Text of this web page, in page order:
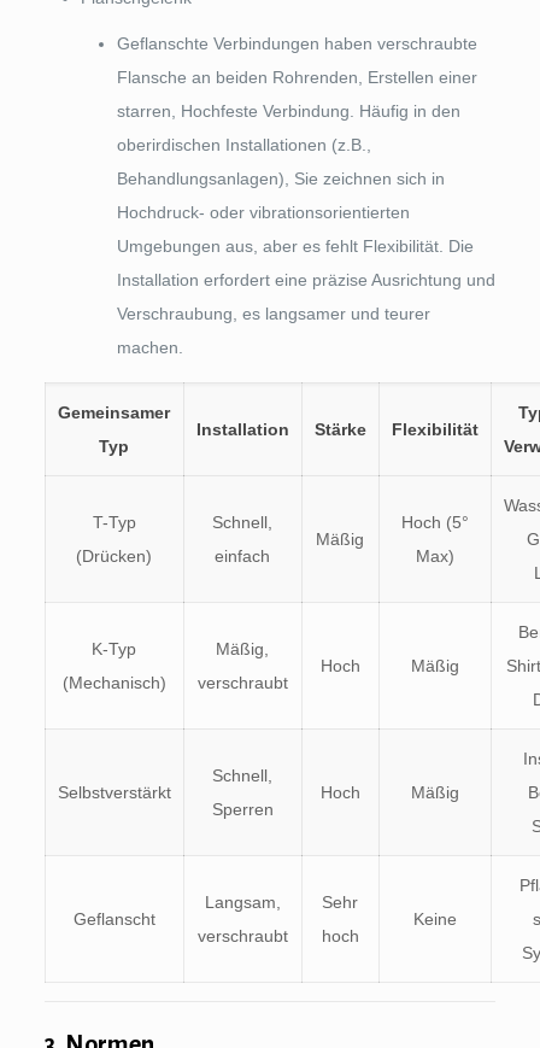
Geflanschte Verbindungen haben verschraubte
Flansche an beiden Rohrenden, Erstellen einer
starren, Hochfeste Verbindung. Häufig in den
oberirdischen Installationen (z.B.,
Behandlungsanlagen), Sie zeichnen sich in
Hochdruck- oder vibrationsorientierten
Umgebungen aus, aber es fehlt Flexibilität. Die
Installation erfordert eine präzise Ausrichtung und
Verschraubung, es langsamer und teurer
machen.
Gemeinsamer
Typ
Installation Stärke Flexibilität
T-Typ
(Drücken)
Schnell,
einfach
Mäßig
Hoch (5°
Max)
K-Typ
(Mechanisch)
Mäßig,
verschraubt
Hoch Mäßig
Selbstverstärkt
Schnell,
Sperren
Hoch Mäßig
Geflanscht
Langsam,
verschraubt
Sehr
hoch
Keine